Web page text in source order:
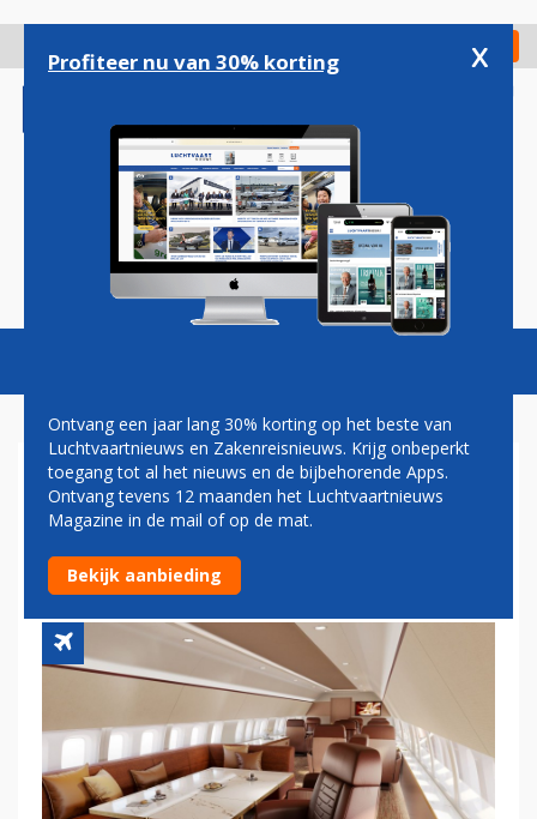
gaan
Check in
Magazine Podcasts Vacatures
BOEING PRESENTEERT
MODULAIRE CABINES VOOR
VIP-VERSIE 737 MAX 7
Profiteer nu van 30% korting x
Ontvang een jaar lang 30% korting op het beste van
Luchtvaartnieuws en Zakenreisnieuws. Krijg onbeperkt
toegang tot al het nieuws en de bijbehorende Apps.
Ontvang tevens 12 maanden het Luchtvaartnieuws
Magazine in de mail of op de mat.
Bekijk aanbieding